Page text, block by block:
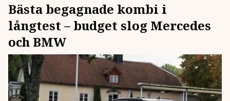
Bästa begagnade kombi i
långtest – budget slog Mercedes
och BMW